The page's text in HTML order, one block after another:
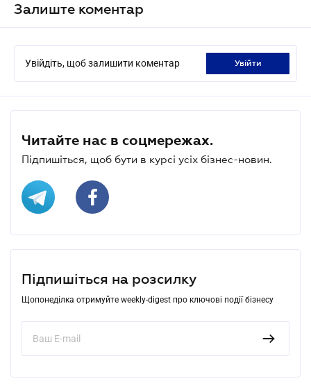
Залиште коментар
Увійдіть, щоб залишити коментар увійти
Читайте нас в соцмережах.
Підпишіться, щоб бути в курсі усіх бізнес-новин.
Підпишіться на розсилку
Щопонеділка отримуйте weekly-digest про ключові події бізнесу